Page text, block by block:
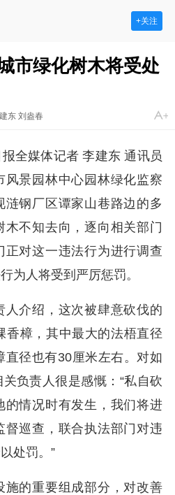
+关注
市绿化树木将受处
东 刘盎春
全媒体记者 李建东 通讯员
风景园林中心园林绿化监察
涟钢厂区谭家山巷路边的多
不知去向，逐向相关部门
正对这一违法行为进行调查
为人将受到严厉惩罚。
人介绍，这次被肆意砍伐的
香樟，其中最大的法梧直径
直径也有30厘米左右。对如
负责人很是感慨：“私自砍
的情况时有发生，我们将进
督巡查，联合执法部门对违
处罚。”
施的重要组成部分，对改善